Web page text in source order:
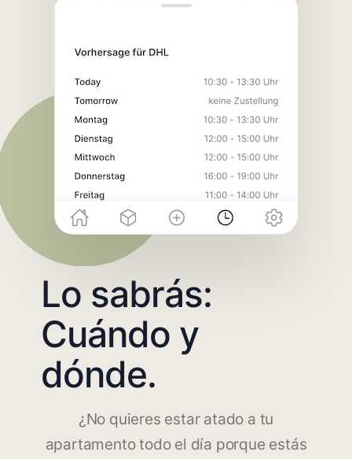
Lo sabrás:
Cuándo y
dónde.
¿No quieres estar atado a tu
apartamento todo el día porque estás